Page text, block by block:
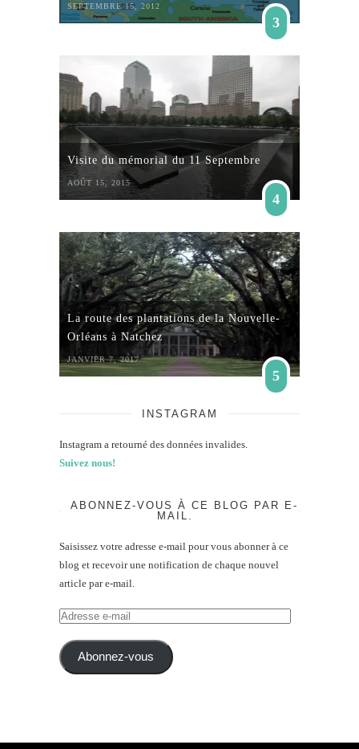
SEPTEMBRE 15, 2012
3
Visite du mémorial du 11 Septembre
AOÛT 15, 2015
4
La route des plantations de la Nouvelle-
Orléans à Natchez
JANVIER 7, 2017
5
INSTAGRAM
Instagram a retourné des données invalides.
Suivez nous!
ABONNEZ-VOUS À CE BLOG PAR E-
MAIL.
Saisissez votre adresse e-mail pour vous abonner à ce
blog et recevoir une notification de chaque nouvel
article par e-mail.
Adresse
mail Abonnez-vous